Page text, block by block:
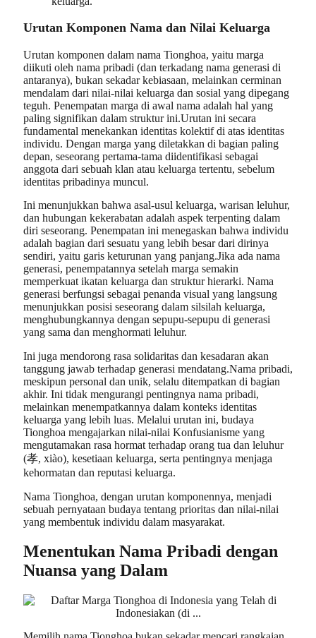
Urutan Komponen Nama dan Nilai Keluarga
Urutan komponen dalam nama Tionghoa, yaitu marga
diikuti oleh nama pribadi (dan terkadang nama generasi di
antaranya), bukan sekadar kebiasaan, melainkan cerminan
mendalam dari nilai-nilai keluarga dan sosial yang dipegang
teguh. Penempatan marga di awal nama adalah hal yang
paling signifikan dalam struktur ini.Urutan ini secara
fundamental menekankan identitas kolektif di atas identitas
individu. Dengan marga yang diletakkan di bagian paling
depan, seseorang pertama-tama diidentifikasi sebagai
anggota dari sebuah klan atau keluarga tertentu, sebelum
identitas pribadinya muncul.
Ini menunjukkan bahwa asal-usul keluarga, warisan leluhur,
dan hubungan kekerabatan adalah aspek terpenting dalam
diri seseorang. Penempatan ini menegaskan bahwa individu
adalah bagian dari sesuatu yang lebih besar dari dirinya
sendiri, yaitu garis keturunan yang panjang.Jika ada nama
generasi, penempatannya setelah marga semakin
memperkuat ikatan keluarga dan struktur hierarki. Nama
generasi berfungsi sebagai penanda visual yang langsung
menunjukkan posisi seseorang dalam silsilah keluarga,
menghubungkannya dengan sepupu-sepupu di generasi
yang sama dan menghormati leluhur.
Ini juga mendorong rasa solidaritas dan kesadaran akan
tanggung jawab terhadap generasi mendatang.Nama pribadi,
meskipun personal dan unik, selalu ditempatkan di bagian
akhir. Ini tidak mengurangi pentingnya nama pribadi,
melainkan menempatkannya dalam konteks identitas
keluarga yang lebih luas. Melalui urutan ini, budaya
Tionghoa mengajarkan nilai-nilai Konfusianisme yang
mengutamakan rasa hormat terhadap orang tua dan leluhur
(孝, xiào), kesetiaan keluarga, serta pentingnya menjaga
kehormatan dan reputasi keluarga.
Nama Tionghoa, dengan urutan komponennya, menjadi
sebuah pernyataan budaya tentang prioritas dan nilai-nilai
yang membentuk individu dalam masyarakat.
Menentukan Nama Pribadi dengan
Nuansa yang Dalam